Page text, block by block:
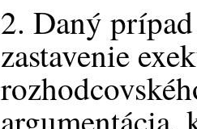
2. Daný
zastavenie